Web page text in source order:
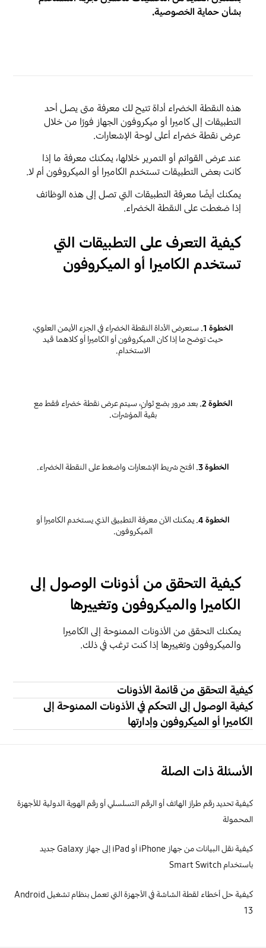
بشأن حماية الخصوصية.
هذه النقطة الخضراء أداة تتيح لك معرفة متى يصل أحد
التطبيقات إلى كاميرا أو ميكروفون الجهاز فورًا من خلال
عرض نقطة خضراء أعلى لوحة الإشعارات.
عند عرض القوائم أو التمرير خلالها، يمكنك معرفة ما إذا
كانت بعض التطبيقات تستخدم الكاميرا أو الميكروفون أم لا.
يمكنك أيضًا معرفة التطبيقات التي تصل إلى هذه الوظائف
إذا ضغطت على النقطة الخضراء.
كيفية التعرف على التطبيقات التي
تستخدم الكاميرا أو الميكروفون
الخطوة 1.
ستعرض الأداة النقطة الخضراء في الجزء الأيمن العلوي،
حيث توضح ما إذا كان الميكروفون أو الكاميرا أو كلاهما قيد
الاستخدام.
الخطوة 2.
بعد مرور بضع ثوانٍ، سيتم عرض نقطة خضراء فقط مع
بقية المؤشرات.
الخطوة 3. افتح شريط الإشعارات واضغط على النقطة الخضراء.
الخطوة 4.
يمكنك الآن معرفة التطبيق الذي يستخدم الكاميرا أو
الميكروفون.
كيفية التحقق من أذونات الوصول إلى
الكاميرا والميكروفون وتغييرها
يمكنك التحقق من الأذونات الممنوحة إلى الكاميرا
والميكروفون وتغييرها إذا كنت ترغب في ذلك.
كيفية التحقق من قائمة الأذونات
كيفية الوصول إلى التحكم في الأذونات الممنوحة إلى
الكاميرا أو الميكروفون وإدارتها
الأسئلة ذات الصلة
كيفية تحديد رقم طراز الهاتف أو الرقم التسلسلي أو رقم الهوية الدولية للأجهزة
المحمولة
كيفية نقل البيانات من جهاز iPhone أو iPad إلى جهاز Galaxy جديد
باستخدام Smart Switch
كيفية حل أخطاء لقطة الشاشة في الأجهزة التي تعمل بنظام تشغيل Android
13